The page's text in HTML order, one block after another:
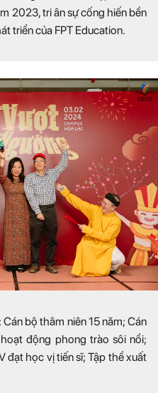
2023, tri ân sự cống hiến bền
triển của FPT Education.
bộ thâm niên 15 năm; Cán
động phong trào sôi nổi;
đạt học vị tiến sĩ; Tập thể xuất